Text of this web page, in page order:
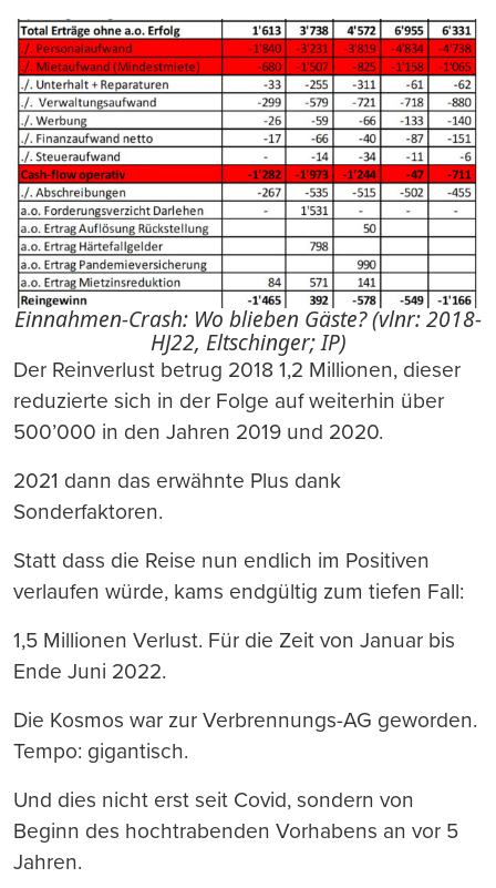
Einnahmen-Crash: Wo blieben Gäste? (vlnr: 2018-
HJ22, Eltschinger; IP)
Der Reinverlust betrug 2018 1,2 Millionen, dieser
reduzierte sich in der Folge auf weiterhin über
500’000 in den Jahren 2019 und 2020.
2021 dann das erwähnte Plus dank
Sonderfaktoren.
Statt dass die Reise nun endlich im Positiven
verlaufen würde, kams endgültig zum tiefen Fall:
1,5 Millionen Verlust. Für die Zeit von Januar bis
Ende Juni 2022.
Die Kosmos war zur Verbrennungs-AG geworden.
Tempo: gigantisch.
Und dies nicht erst seit Covid, sondern von
Beginn des hochtrabenden Vorhabens an vor 5
Jahren.